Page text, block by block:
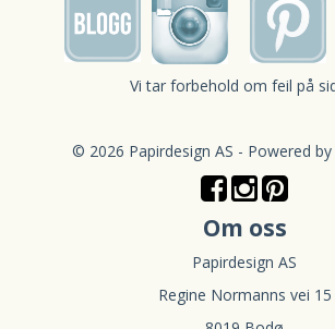
Vi tar forbehold om feil på
© 2026 Papirdesign AS - Powered by
Om oss
Papirdesign AS
Regine Normanns vei 15